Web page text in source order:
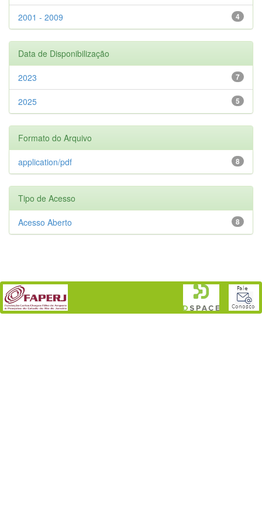
4
2001 - 2009
Data de Disponibilização
7
2023
5
2025
Formato do Arquivo
8
application/pdf
Tipo de Acesso
8
Acesso Aberto